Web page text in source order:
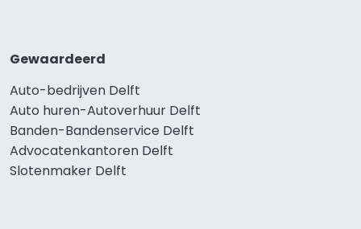
Gewaardeerd
Auto-bedrijven Delft
Auto huren-Autoverhuur Delft
Banden-Bandenservice Delft
Advocatenkantoren Delft
Slotenmaker Delft